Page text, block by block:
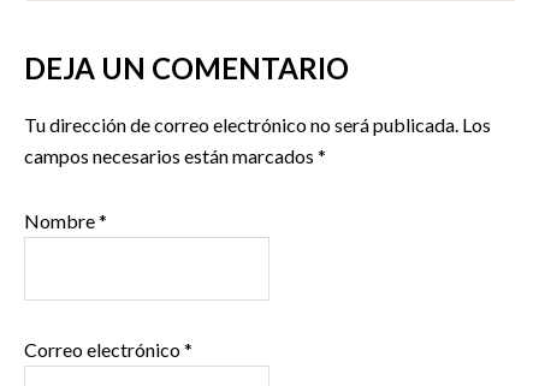
DEJA UN COMENTARIO
Tu dirección de correo electrónico no será publicada. Los
campos necesarios están marcados *
Nombre*
Correo electrónico*